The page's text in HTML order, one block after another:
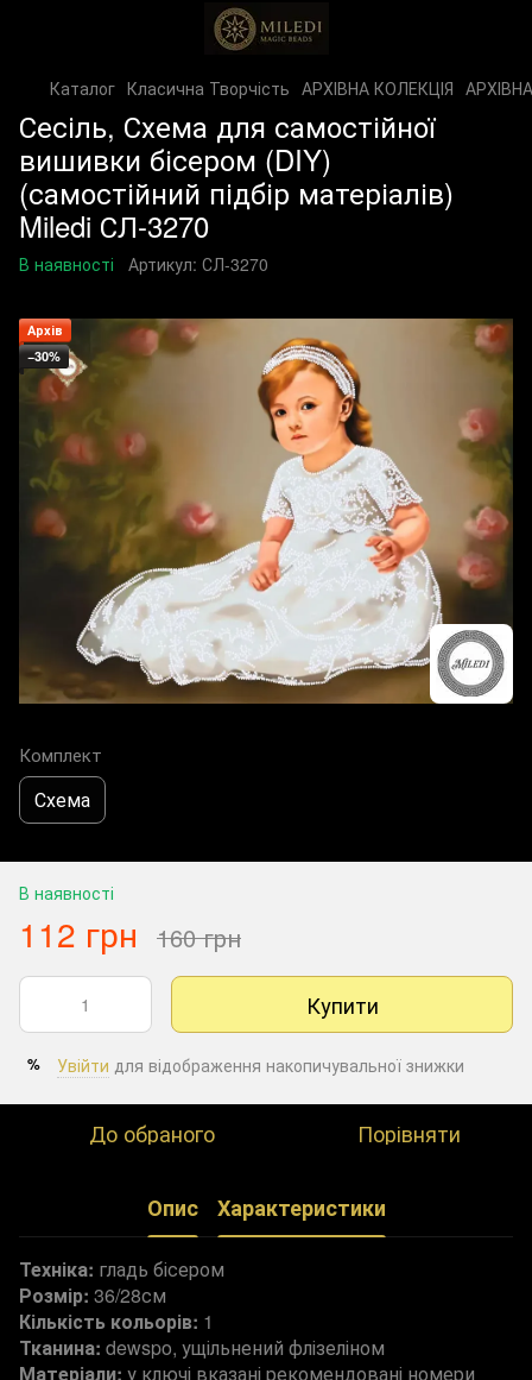
Каталог Класична Творчість АРХІВНА КОЛЕКЦІЯ
Сесіль, Схема для самостійної
вишивки бісером (DIY)
(самостійний підбір матеріалів)
Miledi СЛ-3270
В наявності Артикул: СЛ-3270
Архів
−30%
Комплект
Схема
В наявності
112 грн 160 грн
Купити
% Увійти для відображення накопичувальної знижки
До обраного Порівняти
Опис Характеристики
Техніка: гладь бісером
Розмір: 36/28см
Кількість кольорів: 1
Тканина: dewspo, ущільнений флізеліном
Матеріали: у ключі вказані рекомендовані номери